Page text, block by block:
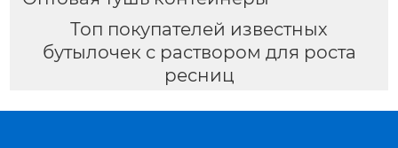
Топ покупателей известных
бутылочек с раствором для роста
ресниц